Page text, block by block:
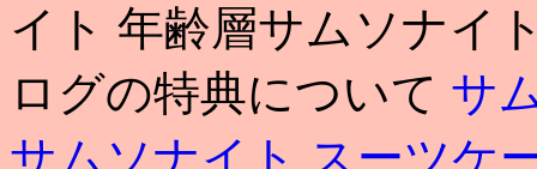
イト 年齢層サムソナイ
ログの特典について サ
サムソナイト スーツケ